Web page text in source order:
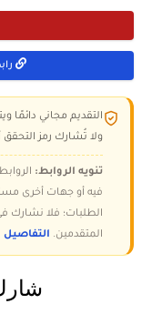
التقديم مجاني دائمًا
ولا تُشارك رمز التحقق
تنويه الروابط:
فيه أو جهات أخرى
الطلبات؛ فلا نشارك
المتقدمين. التفاصيل